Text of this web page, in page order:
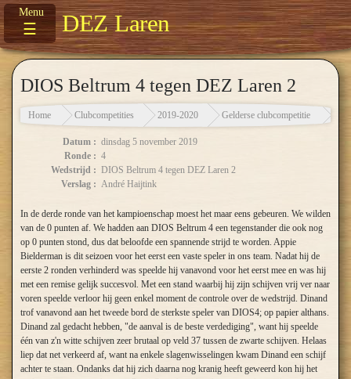
☰ DEZ Laren
DIOS Beltrum 4 tegen DEZ Laren 2
Home Clubcompetities 2019-2020 Gelderse clubcompetitie
Datum : dinsdag 5 november 2019
Ronde : 4
Wedstrijd : DIOS Beltrum 4 tegen DEZ Laren 2
Verslag : André Haijtink
In de derde ronde van het kampioenschap moest het maar eens gebeuren. We wilden
van de 0 punten af. We hadden aan DIOS Beltrum 4 een tegenstander die ook nog
op 0 punten stond, dus dat beloofde een spannende strijd te worden. Appie
Bielderman is dit seizoen voor het eerst een vaste speler in ons team. Nadat hij de
eerste 2 ronden verhinderd was speelde hij vanavond voor het eerst mee en was hij
met een remise gelijk succesvol. Met een stand waarbij hij zijn schijven vrij ver naar
voren speelde verloor hij geen enkel moment de controle over de wedstrijd. Dinand
trof vanavond aan het tweede bord de sterkste speler van DIOS4; op papier althans.
Dinand zal gedacht hebben, "de aanval is de beste verdediging", want hij speelde
één van z'n witte schijven zeer brutaal op veld 37 tussen de zwarte schijven. Helaas
liep dat net verkeerd af, want na enkele slagenwisselingen kwam Dinand een schijf
achter te staan. Ondanks dat hij zich daarna nog kranig heeft geweerd kon hij het